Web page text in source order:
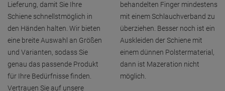
Lieferung, damit Sie Ihre
Schiene schnellstmöglich in
den Händen halten. Wir bieten
eine breite Auswahl an Größen
und Varianten, sodass Sie
genau das passende Produkt
für Ihre Bedürfnisse finden.
Vertrauen Sie auf unsere
behandelten Finger mindestens
mit einem Schlauchverband zu
überziehen. Besser noch ist ein
Auskleiden der Schiene mit
einem dünnen Polstermaterial,
dann ist Mazeration nicht
möglich.